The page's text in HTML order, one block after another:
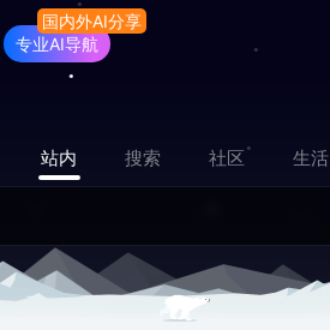
专业AI导航
站内 搜索 社区 生活